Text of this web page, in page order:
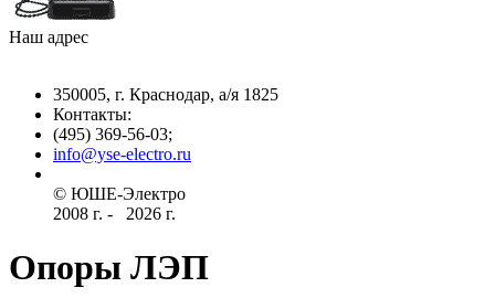
Наш адрес
350005, г. Краснодар, а/я 1825
Контакты: ­
(495) 369-56-03;
info@yse-electro.ru­
© ЮШЕ-Эл­ектро ­
2008 г­. - ­ ­­­­­
2026 г.
Опоры ЛЭП